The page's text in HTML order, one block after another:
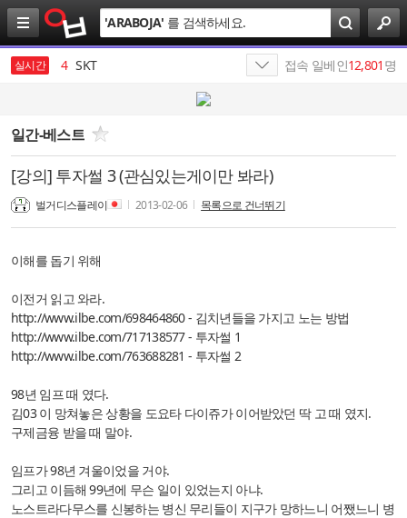
검
색
'ARABOJA' 를 검색하세요.
실시간
3 SK
4 SKT
6 SK텔레콤
7
엔비디아
8
SK네트웍스
9 최인근
10 에스케이그룹
1 19
접속 일베인12,801 명
일간-베스트
[강의] 투자썰 3 (관심있는게이만 봐라)
벌거디스플레이 2013-02-06 목록으로 건너뛰기
이해를 돕기 위해
이전거 읽고 와라.
http://www.ilbe.com/698464860- 김치년들을 가지고 노는 방법
http://www.ilbe.com/717138577- 투자썰 1
http://www.ilbe.com/763688281 - 투자썰 2
98년 임프 때 였다.
김03 이 망쳐놓은 상황을 도요타 다이쥬가 이어받았던 딱 고 때 였지.
구제금융 받을 때 말야.
임프가 98년 겨울이었을 거야.
그리고 이듬해 99년에 무슨 일이 있었는지 아냐.
노스트라다무스를 신봉하는 병신 무리들이 지구가 망하느니 어쨌느니 병